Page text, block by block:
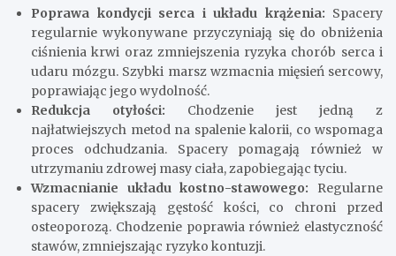
Poprawa kondycji serca i układu krążenia: Spacery
regularnie wykonywane przyczyniają się do obniżenia
ciśnienia krwi oraz zmniejszenia ryzyka chorób serca i
udaru mózgu. Szybki marsz wzmacnia mięsień sercowy,
poprawiając jego wydolność.
Redukcja otyłości: Chodzenie jest jedną z
najłatwiejszych metod na spalenie kalorii, co wspomaga
proces odchudzania. Spacery pomagają również w
utrzymaniu zdrowej masy ciała, zapobiegając tyciu.
Wzmacnianie układu kostno-stawowego: Regularne
spacery zwiększają gęstość kości, co chroni przed
osteoporozą. Chodzenie poprawia również elastyczność
stawów, zmniejszając ryzyko kontuzji.